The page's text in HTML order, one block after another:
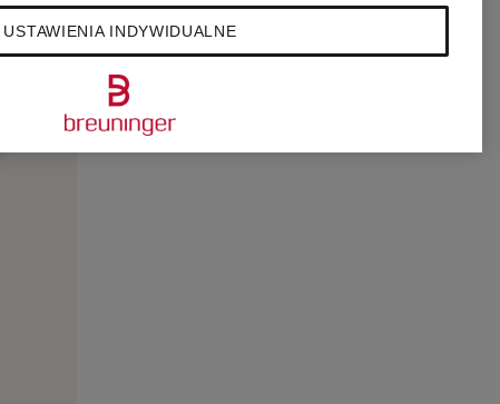
USTAWIENIA INDYWIDUALNE